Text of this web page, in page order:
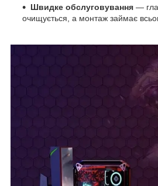
Швидке обслуговування —
очищується, а монтаж займає